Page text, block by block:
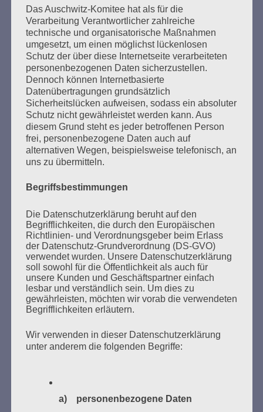
Beiträge
"Erinnern heißt handeln" bedeutet für mich, für uns,
heute aktiv zu sein, uns mit den Verhältnissen
auseinanderzusetzen, bevor es wieder zu spät ist
für eine Gegenwehr gegen rechts.
Esther Bejarano - 3. Januar 2019
SUCHEN
NACH:
MARATHONLESUNG AUS DEN
VERBRANNTEN BÜCHERN
Das Auschwitz-Komitee hat als für die
Verarbeitung Verantwortlicher zahlreiche
technische und organisatorische Maßnahmen
umgesetzt, um einen möglichst lückenlosen
Schutz der über diese Internetseite verarbeiteten
personenbezogenen Daten sicherzustellen.
Dennoch können Internetbasierte
Datenübertragungen grundsätzlich
Sicherheitslücken aufweisen, sodass ein absoluter
Schutz nicht gewährleistet werden kann. Aus
diesem Grund steht es jeder betroffenen Person
frei, personenbezogene Daten auch auf
alternativen Wegen, beispielsweise telefonisch, an
uns zu übermitteln.
Begriffsbestimmungen
Die Datenschutzerklärung beruht auf den
Begrifflichkeiten, die durch den Europäischen
Richtlinien- und Verordnungsgeber beim Erlass
der Datenschutz-Grundverordnung (DS-GVO)
verwendet wurden. Unsere Datenschutzerklärung
soll sowohl für die Öffentlichkeit als auch für
unsere Kunden und Geschäftspartner einfach
lesbar und verständlich sein. Um dies zu
gewährleisten, möchten wir vorab die verwendeten
Begrifflichkeiten erläutern.
Wir verwenden in dieser Datenschutzerklärung
unter anderem die folgenden Begriffe:
a) personenbezogene Daten